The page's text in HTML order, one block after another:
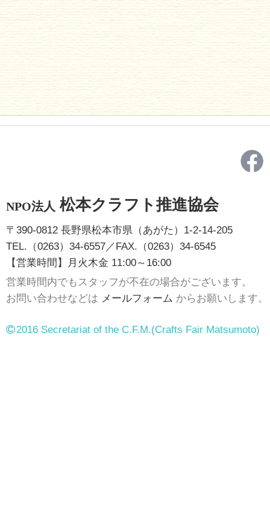
NPO法人 松本クラフト推進協会
〒390-0812 長野県松本市県（あがた）1-2-14-205
TEL.（0263）34-6557／FAX.（0263）34-6545
【営業時間】月火木金 11:00～16:00
営業時間内でもスタッフが不在の場合がございます。
お問い合わせなどは メールフォーム からお願いします。
2016 Secretariat of the C.F.M.(Crafts Fair Matsumoto)